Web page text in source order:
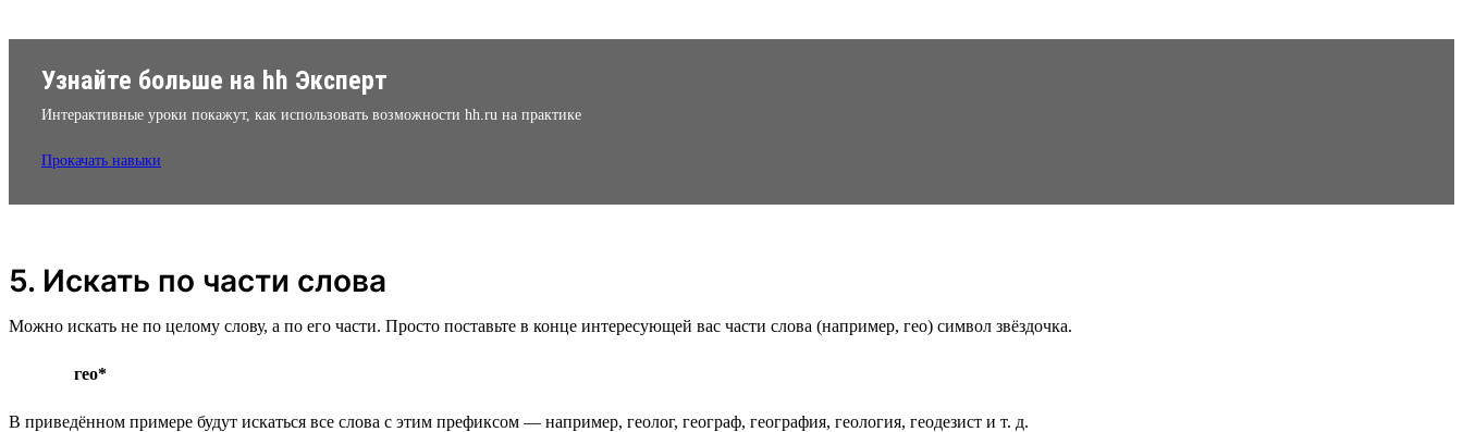
Узнайте больше на hh Эксперт
Интерактивные уроки покажут, как использовать возможности hh.ru на практике
Прокачать навыки
5. Искать по части слова
Можно искать не по целому слову, а по его части. Просто поставьте в конце интересующей вас части слова (например, гео) символ звёздочка.
гео*
В приведённом примере будут искаться все слова с этим префиксом — например, геолог, географ, география, геология, геодезист и т. д.